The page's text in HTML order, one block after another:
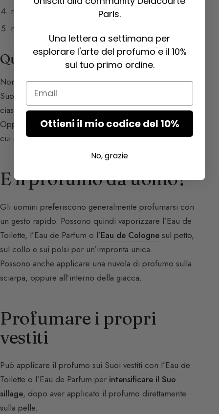
nell’incavo dei polsi
nell’incavo dei gomiti
Quante vaporizzazioni?
Non utilizzi il Suo vaporizzatore a caso e preservi il
Suo flacone di profumo: una sola vaporizzazione per
ciascun punto di pulsazione.
Oppure, come diceva Coco Chanel, «Profumi i punti in
cui desidera essere baciata».
E il profumo da uomo?
Gli uomini preferiscono generalmente profumarsi con
un gesto rapido. Possono quindi vaporizzare l’Eau de
Toilette, l’Eau de Parfum o l’Eau de Cologne sul petto,
sul collo e sui polsi per un’impronta unica.
Possono anche applicare una nuvola di profumo sulla
sciarpa, oppure all’interno della giacca.
Profumare i propri
vestiti
Può applicare il profumo sui Suoi vestiti con l’Eau de
Toilette o l’Eau de Parfum per intensificare il Suo
sillage, dopo aver applicato il profumo direttamente
sulla pelle.
Paris.
Una lettera a settimana per
esplorare l'arte del profumo e il 10%
sul tuo primo ordine.
Email
Ottieni il mio codice del 10%
No, grazie